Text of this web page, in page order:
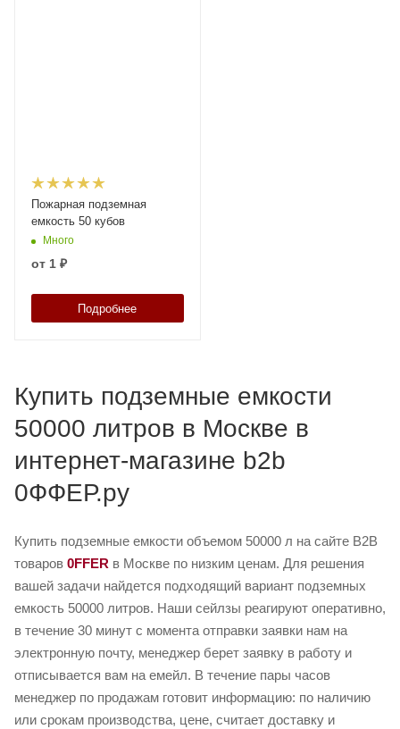
Пожарная подземная
емкость 50 кубов
Много
от 1 ₽
Подробнее
Купить подземные емкости
50000 литров в Москве в
интернет-магазине b2b
0ФФЕР.ру
Купить подземные емкости объемом 50000 л на сайте B2B
товаров 0FFER в Москве по низким ценам. Для решения
вашей задачи найдется подходящий вариант подземных
емкость 50000 литров. Наши сейлзы реагируют оперативно,
в течение 30 минут с момента отправки заявки нам на
электронную почту, менеджер берет заявку в работу и
отписывается вам на емейл. В течение пары часов
менеджер по продажам готовит информацию: по наличию
или срокам производства, цене, считает доставку и